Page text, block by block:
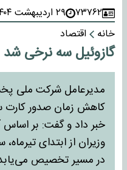
۷۳۷۶۲ ۲۹ اردیبهشت ۱۴۰۴
خانه
اقتصاد
گازوئیل سه نرخی شد
مدیرعامل شرکت ملی
کاهش زمان صدور
خبر داد و گفت: بر
وزیران از ابتدای
در مسیر تخصیص